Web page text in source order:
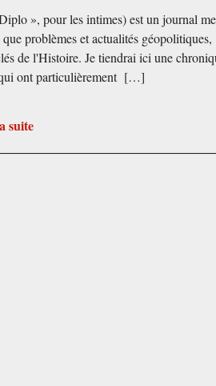
», pour les intimes) est un journal
problèmes et actualités géopolitiques,
de l'Histoire. Je tiendrai ici une
ont particulièrement […]
suite